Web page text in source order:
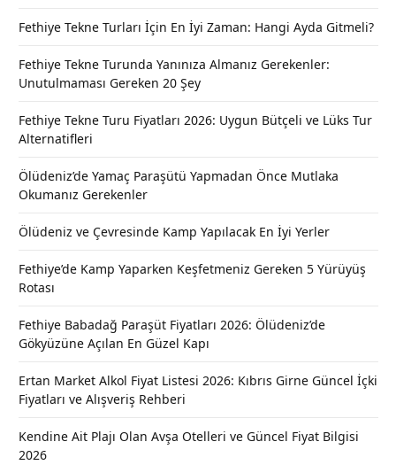
Fethiye Tekne Turları İçin En İyi Zaman: Hangi Ayda Gitmeli?
Fethiye Tekne Turunda Yanınıza Almanız Gerekenler:
Unutulmaması Gereken 20 Şey
Fethiye Tekne Turu Fiyatları 2026: Uygun Bütçeli ve Lüks Tur
Alternatifleri
Ölüdeniz’de Yamaç Paraşütü Yapmadan Önce Mutlaka
Okumanız Gerekenler
Ölüdeniz ve Çevresinde Kamp Yapılacak En İyi Yerler
Fethiye’de Kamp Yaparken Keşfetmeniz Gereken 5 Yürüyüş
Rotası
Fethiye Babadağ Paraşüt Fiyatları 2026: Ölüdeniz’de
Gökyüzüne Açılan En Güzel Kapı
Ertan Market Alkol Fiyat Listesi 2026: Kıbrıs Girne Güncel İçki
Fiyatları ve Alışveriş Rehberi
Kendine Ait Plajı Olan Avşa Otelleri ve Güncel Fiyat Bilgisi
2026